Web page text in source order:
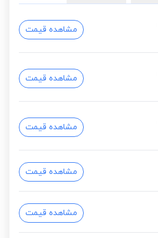
مشاهده قیمت
مشاهده قیمت
مشاهده قیمت
مشاهده قیمت
مشاهده قیمت